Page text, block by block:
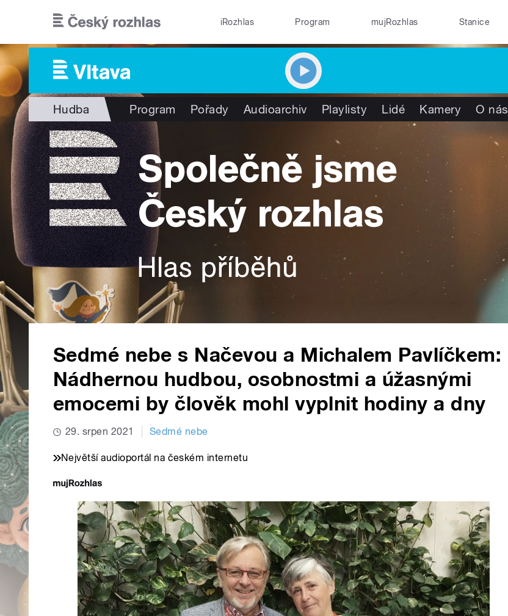
iRozhlas Program mujRozhlas Stanice
Hudba Program Pořady Audioarchiv Playlisty Lidé Kamery O nás
Sedmé nebe s Načevou a Michalem Pavlíčkem:
Nádhernou hudbou, osobnostmi a úžasnými
emocemi by člověk mohl vyplnit hodiny a dny
29. srpen 2021 Sedmé nebe
Největší audioportál na českém internetu